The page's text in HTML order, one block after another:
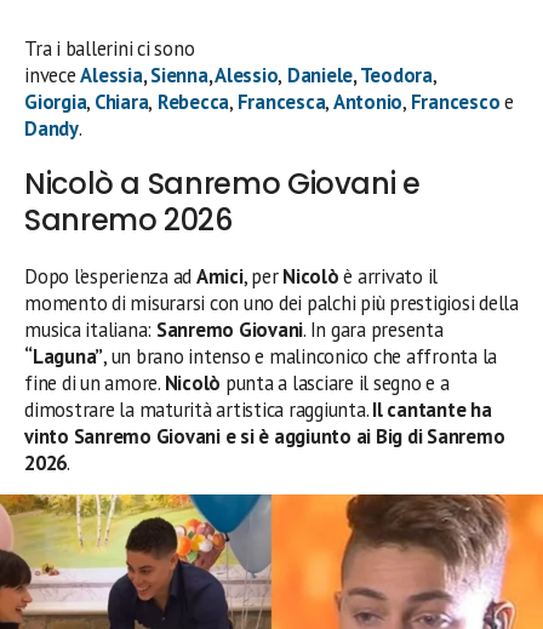
Tra i ballerini ci sono
inveceAlessia,Sienna,Alessio, Daniele,Teodora,
Giorgia, Chiara, Rebecca, Francesca,Antonio, Francescoe
Dandy.
Nicolò a Sanremo Giovani e
Sanremo 2026
Dopo l’esperienza adAmici, perNicolòè arrivato il
momento di misurarsi con uno dei palchi più prestigiosi della
musica italiana: Sanremo Giovani. In gara presenta
“Laguna”, un brano intenso e malinconico che affronta la
fine di un amore. Nicolò punta a lasciare il segno e a
dimostrare la maturità artistica raggiunta.Il cantante ha
vinto Sanremo Giovani e si è aggiunto ai Big di Sanremo
2026.